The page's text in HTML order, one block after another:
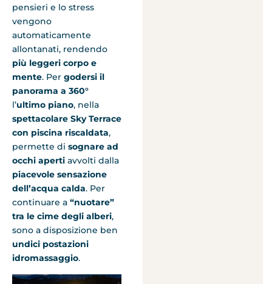
pensieri e lo stress
vengono
automaticamente
allontanati, rendendo
più leggeri corpo e
mente. Per godersi il
panorama a 360°
l’ultimo piano, nella
spettacolare Sky Terrace
con piscina riscaldata,
permette di sognare ad
occhi aperti avvolti dalla
piacevole sensazione
dell’acqua calda. Per
continuare a “nuotare”
tra le cime degli alberi,
sono a disposizione ben
undici postazioni
idromassaggio.